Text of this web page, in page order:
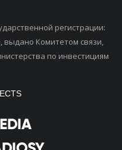
регистрации:
выдано Комитетом связи,
по инвестициям